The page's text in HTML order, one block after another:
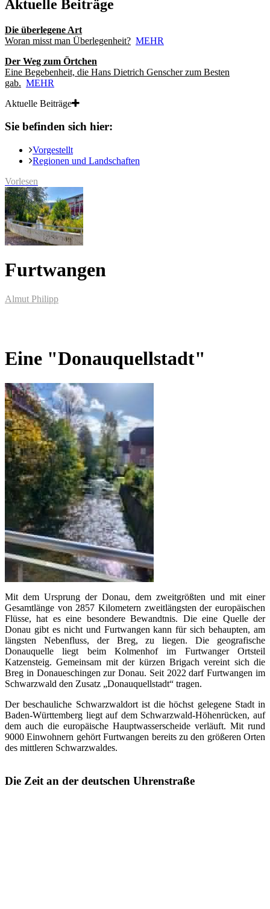
Aktuelle Beiträge
Die überlegene Art
Woran misst man Überlegenheit? MEHR
Der Weg zum Örtchen
Eine Begebenheit, die Hans Dietrich Genscher zum Besten
gab. MEHR
Aktuelle Beiträge
Sie befinden sich hier:
Vorgestellt
Regionen und Landschaften
Vorlesen
Furtwangen
Almut Philipp
Eine "Donauquellstadt"
Mit dem Ursprung der Donau, dem zweitgrößten und mit einer
Gesamtlänge von 2857 Kilometern zweitlängsten der europäischen
Flüsse, hat es eine besondere Bewandtnis. Die eine Quelle der
Donau gibt es nicht und Furtwangen kann für sich behaupten, am
längsten Nebenfluss, der Breg, zu liegen. Die geografische
Donauquelle liegt beim Kolmenhof im Furtwanger Ortsteil
Katzensteig. Gemeinsam mit der kürzen Brigach vereint sich die
Breg in Donaueschingen zur Donau. Seit 2022 darf Furtwangen im
Schwarzwald den Zusatz „Donauquellstadt“ tragen.
Der beschauliche Schwarzwaldort ist die höchst gelegene Stadt in
Baden-Württemberg liegt auf dem Schwarzwald-Höhenrücken, auf
dem auch die europäische Hauptwasserscheide verläuft. Mit rund
9000 Einwohnern gehört Furtwangen bereits zu den größeren Orten
des mittleren Schwarzwaldes.
Die Zeit an der deutschen Uhrenstraße